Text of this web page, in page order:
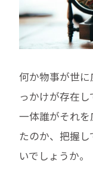
何か物事が世
っかけが存在し
一体誰がそれ
たのか、把握
いでしょうか。